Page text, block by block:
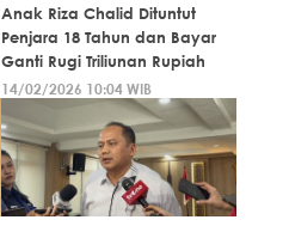
Anak Riza Chalid Dituntut
Penjara 18 Tahun dan Bayar
Ganti Rugi Triliunan Rupiah
14/02/2026 10:04 WIB